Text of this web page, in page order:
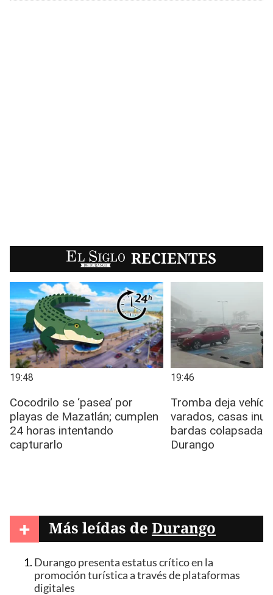
EL SIGLO RECIENTES
+ Más leídas de Durango
Durango presenta estatus crítico en la
promoción turística a través de plataformas
digitales